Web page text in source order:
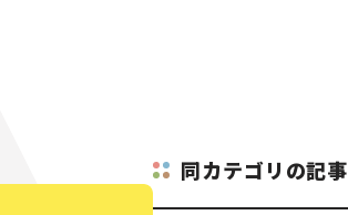
同カテゴリの記事